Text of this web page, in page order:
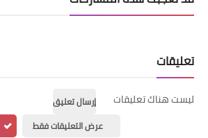
تعليقات
ليست هناك تعليقات
إرسال تعليق
عرض التعليقات فقط